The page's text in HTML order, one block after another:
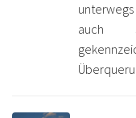
auch